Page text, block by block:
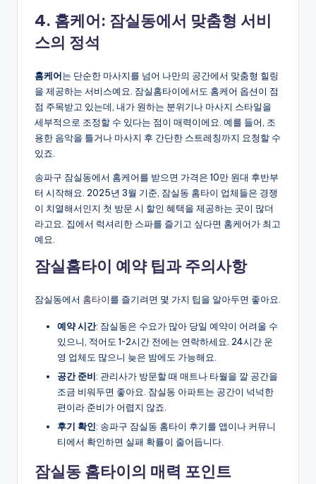
4. 홈케어: 잠실동에서 맞춤형 서비
스의 정석
홈케어는 단순한 마사지를 넘어 나만의 공간에서 맞춤형 힐링
을 제공하는 서비스예요. 잠실홈타이에서도 홈케어 옵션이 점
점 주목받고 있는데, 내가 원하는 분위기나 마사지 스타일을
세부적으로 조정할 수 있다는 점이 매력이에요. 예를 들어, 조
용한 음악을 틀거나 마사지 후 간단한 스트레칭까지 요청할 수
있죠.
송파구 잠실동에서 홈케어를 받으면 가격은 10만 원대 후반부
터 시작해요. 2025년 3월 기준, 잠실동 홈타이 업체들은 경쟁
이 치열해서인지 첫 방문 시 할인 혜택을 제공하는 곳이 많더
라고요. 집에서 럭셔리한 스파를 즐기고 싶다면 홈케어가 최고
예요.
잠실홈타이 예약 팁과 주의사항
잠실동에서 홈타이를 즐기려면 몇 가지 팁을 알아두면 좋아요.
예약 시간: 잠실동은 수요가 많아 당일 예약이 어려울 수
있으니, 적어도 1~2시간 전에는 연락하세요. 24시간 운
영 업체도 많으니 늦은 밤에도 가능해요.
공간 준비: 관리사가 방문할 때 매트나 타월을 깔 공간을
조금 비워두면 좋아요. 잠실동 아파트는 공간이 넉넉한
편이라 준비가 어렵지 않죠.
후기 확인: 송파구 잠실동 홈타이 후기를 앱이나 커뮤니
티에서 확인하면 실패 확률이 줄어듭니다.
잠실동 홈타이의 매력 포인트